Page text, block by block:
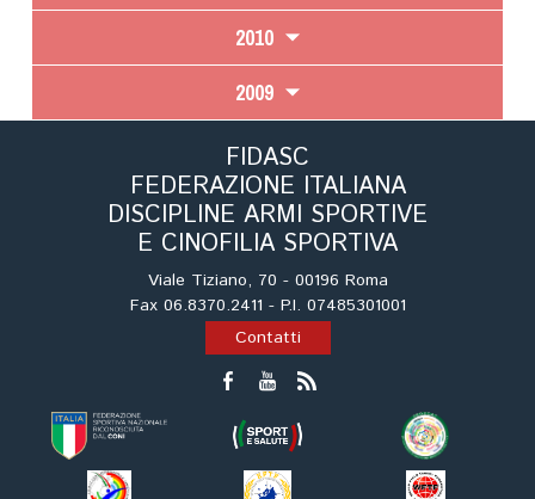
2010
2009
FIDASC
FEDERAZIONE ITALIANA
DISCIPLINE ARMI SPORTIVE
E CINOFILIA SPORTIVA
Viale Tiziano, 70 - 00196 Roma
Fax 06.8370.2411 - P.I. 07485301001
Contatti